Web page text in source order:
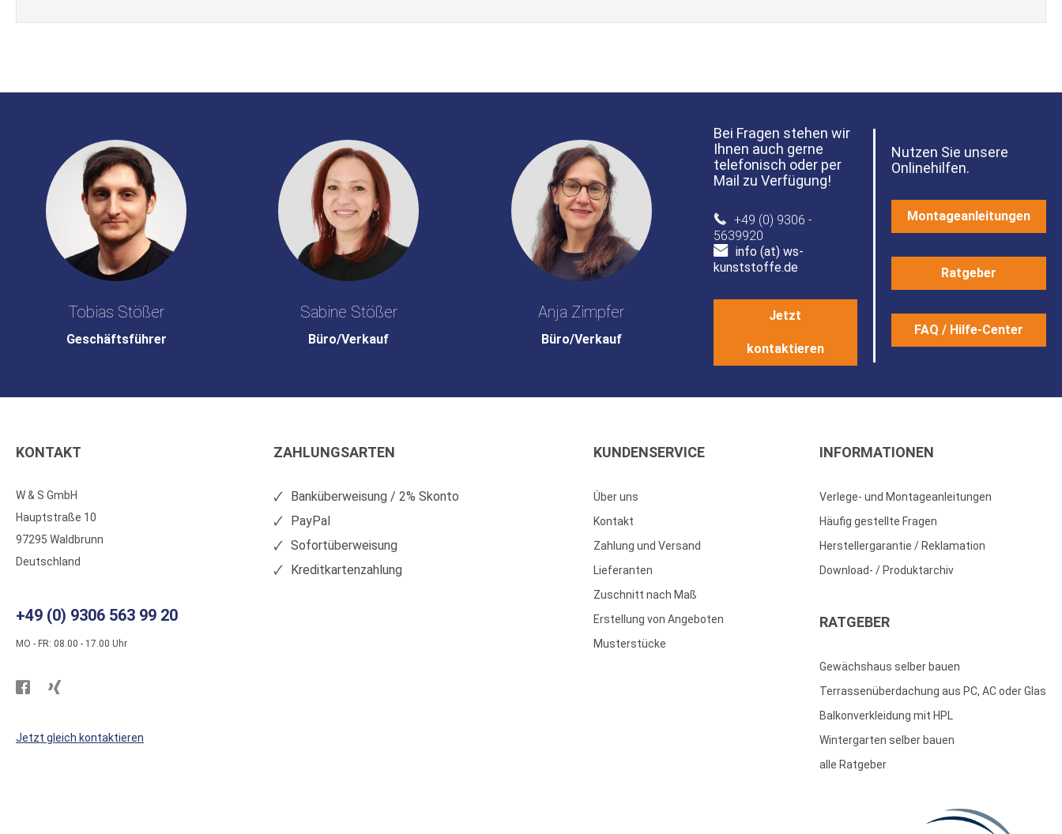
Tobias Stößer
Geschäftsführer
Sabine Stößer
Büro/Verkauf
Anja Zimpfer
Büro/Verkauf
Bei Fragen stehen wir
Ihnen auch gerne
telefonisch oder per
Mail zu Verfügung!
+49 (0) 9306 -
5639920
info (at) ws-
kunststoffe.de
Jetzt
kontaktieren
Nutzen Sie unsere
Onlinehilfen.
Montageanleitungen
Ratgeber
FAQ / Hilfe-Center
KONTAKT
W & S GmbH
Hauptstraße 10
97295 Waldbrunn
Deutschland
+49 (0) 9306 563 99 20
MO - FR: 08.00 - 17.00 Uhr
Besuchen
WS
WS
Jetzt gleich kontaktieren
ZAHLUNGSARTEN
Banküberweisung / 2% Skonto
PayPal
Sofortüberweisung
Kreditkartenzahlung
KUNDENSERVICE
Über uns
Kontakt
Zahlung und Versand
Lieferanten
Zuschnitt nach Maß
Erstellung von Angeboten
Musterstücke
INFORMATIONEN
Verlege- und Montageanleitungen
Häufig gestellte Fragen
Herstellergarantie / Reklamation
Download- / Produktarchiv
RATGEBER
Gewächshaus selber bauen
Terrassenüberdachung aus PC, AC oder Glas
Balkonverkleidung mit HPL
Wintergarten selber bauen
alle Ratgeber